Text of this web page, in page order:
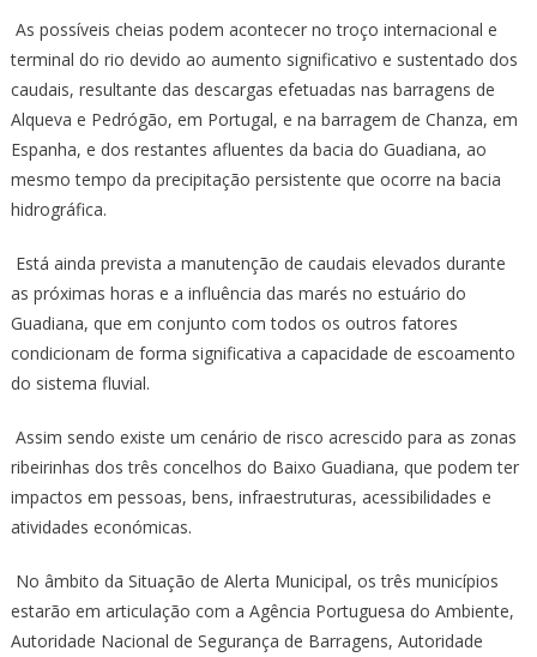
As possíveis cheias podem acontecer no troço internacional e
terminal do rio devido ao aumento significativo e sustentado dos
caudais, resultante das descargas efetuadas nas barragens de
Alqueva e Pedrógão, em Portugal, e na barragem de Chanza, em
Espanha, e dos restantes afluentes da bacia do Guadiana, ao
mesmo tempo da precipitação persistente que ocorre na bacia
hidrográfica.
Está ainda prevista a manutenção de caudais elevados durante
as próximas horas e a influência das marés no estuário do
Guadiana, que em conjunto com todos os outros fatores
condicionam de forma significativa a capacidade de escoamento
do sistema fluvial.
Assim sendo existe um cenário de risco acrescido para as zonas
ribeirinhas dos três concelhos do Baixo Guadiana, que podem ter
impactos em pessoas, bens, infraestruturas, acessibilidades e
atividades económicas.
No âmbito da Situação de Alerta Municipal, os três municípios
estarão em articulação com a Agência Portuguesa do Ambiente,
Autoridade Nacional de Segurança de Barragens, Autoridade